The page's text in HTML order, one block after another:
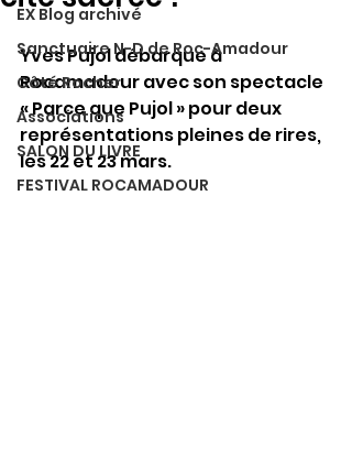
EX Blog archivé
Sanctuaire N-D de Roc-Amadour
Côté Rocher
Associations
SALON DU LIVRE
FESTIVAL ROCAMADOUR
Yves Pujol débarque à
Rocamadour avec son spectacle
« Parce que Pujol » pour deux
représentations pleines de rires,
les 22 et 23 mars.